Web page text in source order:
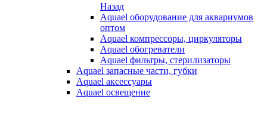
Назад
Aquael оборудование для аквариумов
оптом
Aquael компрессоры, циркуляторы
Aquael обогреватели
Aquael фильтры, стерилизаторы
Aquael запасные части, губки
Aquael аксессуары
Aquael освещение